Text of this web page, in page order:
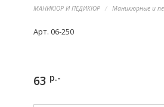
МАНИКЮР И ПЕДИКЮР Маникюрные и педикюрные
Арт. 06-250
63 р.-